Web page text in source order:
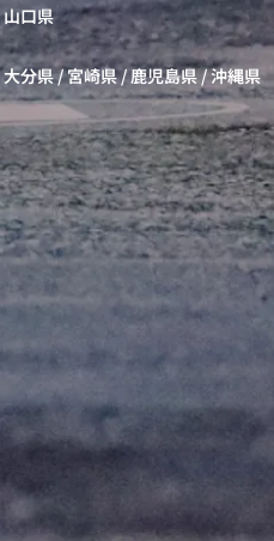
山口県
大分県/宮崎県/鹿児島県/沖縄県